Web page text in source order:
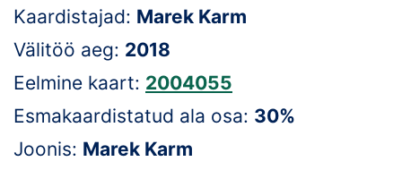
Kalender
Koondised
Tule klubisse!
Tulemused
Kaardistajad: Marek Karm
Välitöö aeg: 2018
Eelmine kaart: 2004055
Esmakaardistatud ala osa: 30%
Joonis: Marek Karm